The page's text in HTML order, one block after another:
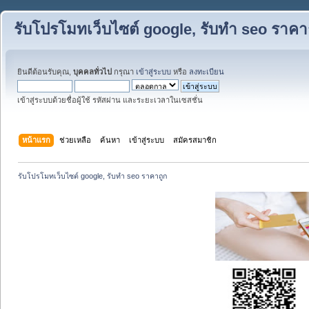
รับโปรโมทเว็บไซต์ google, รับทำ seo ราค
ยินดีต้อนรับคุณ, บุคคลทั่วไป กรุณา เข้าสู่ระบบ หรือ ลงทะเบียน
เข้าสู่ระบบด้วยชื่อผู้ใช้ รหัสผ่าน และระยะเวลาในเซสชั่น
หน้าแรก ช่วยเหลือ ค้นหา เข้าสู่ระบบ สมัครสมาชิก
รับโปรโมทเว็บไซต์ google, รับทำ seo ราคาถูก